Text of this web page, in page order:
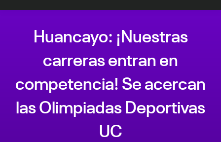
Huancayo: ¡Nuestras
carreras entran en
competencia! Se acercan
las Olimpiadas Deportivas
UC